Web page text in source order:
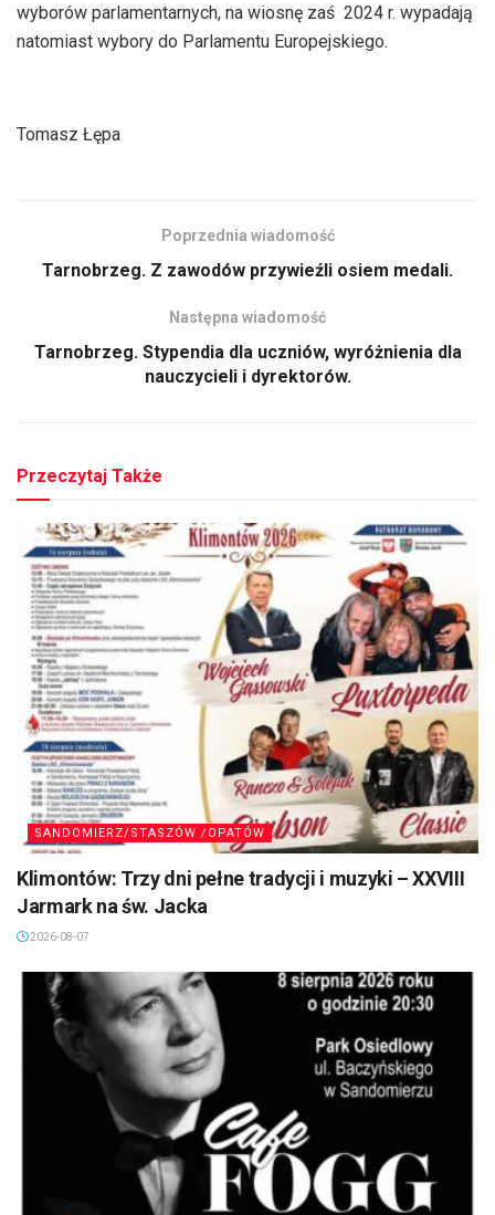
wyborów parlamentarnych, na wiosnę zaś 2024 r. wypadają
natomiast wybory do Parlamentu Europejskiego.
Tomasz Łępa
Poprzednia wiadomość
Tarnobrzeg. Z zawodów przywieźli osiem medali.
Następna wiadomość
Tarnobrzeg. Stypendia dla uczniów, wyróżnienia dla
nauczycieli i dyrektorów.
Przeczytaj Także
SANDOMIERZ/STASZÓW /OPATÓW
Klimontów: Trzy dni pełne tradycji i muzyki – XXVIII
Jarmark na św. Jacka
2026-08-07